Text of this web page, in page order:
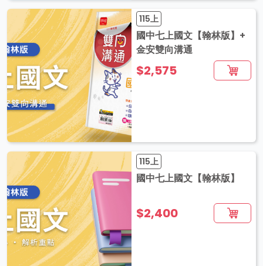
115上
國中七上國文【翰林版】+
金安雙向溝通
$2,575
115上
國中七上國文【翰林版】
$2,400